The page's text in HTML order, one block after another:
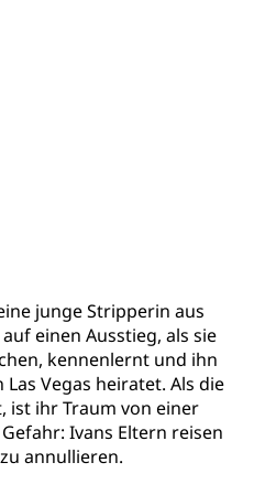
junge Stripperin aus
einen Ausstieg, als sie
kennenlernt und ihn
Vegas heiratet. Als die
ist ihr Traum von einer
Ivans Eltern reisen
annullieren.